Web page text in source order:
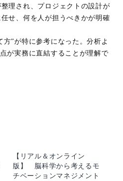
理され、プロジェクトの設計が
せ、何を人が担うべきかが明確
方”が特に参考になった。分析よ
が実務に直結することが理解で
【リアル＆オンライン
版】 脳科学から考えるモ
チベーションマネジメント